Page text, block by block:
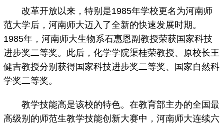
改革开放以来，特别是1985年学校更名为河南师
范大学后，河南师大迈入了全新的快速发展时期。
1985年，河南师大生物系石惠恩副教授荣获国家科技
进步奖二等奖。此后，化学学院渠桂荣教授、原校长王
健吉教授分别获得国家科技进步奖二等奖、国家自然科
学奖二等奖。
教学技能高是该校的特色。在教育部主办的全国最
高级别的师范生教学技能创新大赛中，河南师大连续六